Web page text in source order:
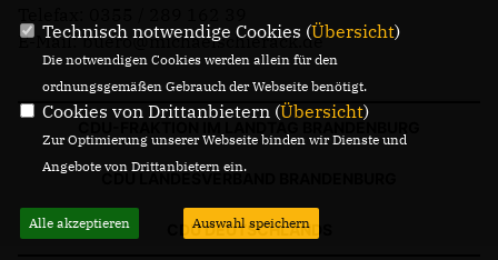
E-Mail: buero@michaelschierack.de
CDU DEUTSCHLANDS
Technisch notwendige Cookies (Übersicht)
Die notwendigen Cookies werden allein für den
ordnungsgemäßen Gebrauch der Webseite benötigt.
Cookies von Drittanbietern (Übersicht)
Zur Optimierung unserer Webseite binden wir Dienste und
Angebote von Drittanbietern ein.
Alle akzeptieren Auswahl speichern